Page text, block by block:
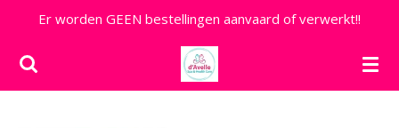
naar
de
Er worden GEEN bestellingen aanvaard of verwerkt!!